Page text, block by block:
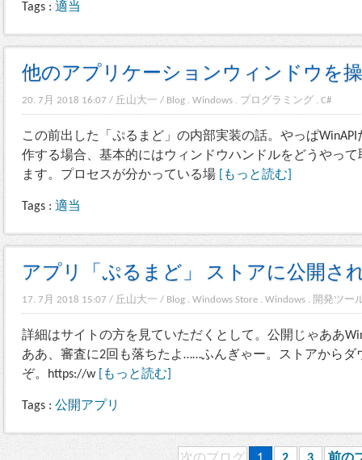
Tags : 適当
他のアプリケーションウィンドウを
20. 7月 2018 16:07 / 丘山大一 / Blog . Windows . プログラミング . C#
この前出した「ぷるまど」の内部実装の話。やっぱ
作する場合、基本的にはウィンドウハンドルをどうやっ
ます。プロセスが分かっている場
[もっと読む]
Tags : 適当
アプリ「ぷるまど」 ストアに公開さ
17. 7月 2018 15:07 / 丘山大一 / Blog . Windows Store . Windows . 開発ツー
詳細はサイトの方を見ていただくとして。公開じゃああ
ああ、審査に2回も落ちたよ……ふんぎゃー。ストアから
ぞ。https://w
[もっと読む]
Tags : 公開アプリ